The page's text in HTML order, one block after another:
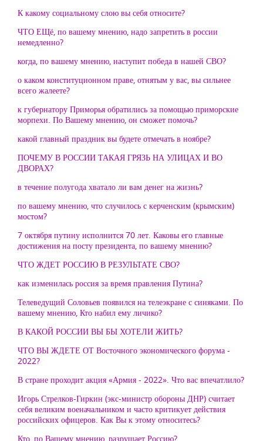
К какому социальному слою вы себя относите?
ЧТО ЕЩё, по вашему мнению, надо запретить в россии
немедленно?
когда, по вашему мнению, наступит победа в нашей СВО?
о каком конституционном праве, отнятым у вас, вы сильнее
всего жалеете?
к губернатору Приморья обратились за помощью приморские
морпехи. По Вашему мнению, он сможет помочь?
какой главный праздник вы будете отмечать в ноябре?
ПОЧЕМУ В РОССИИ ТАКАЯ ГРЯЗЬ НА УЛИЦАХ И ВО
ДВОРАХ?
в течение полугода хватало ли вам денег на жизнь?
по вашему мнению, что случилось с керченским (крымским)
мостом?
7 октября путину исполнится 70 лет. Каковы его главные
достижения на посту президента, по вашему мнению?
ЧТО ЖДЕТ РОССИЮ В РЕЗУЛЬТАТЕ СВО?
как изменилась россия за время правления Путина?
Телеведущий Соловьев появился на телеэкране с синяками. По
вашему мнению, Кто набил ему личико?
В КАКОЙ РОССИИ ВЫ БЫ ХОТЕЛИ ЖИТЬ?
ЧТО ВЫ ЖДЕТЕ ОТ Восточного экономического форума -
2022?
В стране проходит акция «Армия - 2022». Что вас впечатлило?
Игорь Стрелков-Гиркин (экс-министр обороны ДНР) считает
себя великим военачальником и часто критикует действия
российских офицеров. Как Вы к этому относитесь?
Кто, по Вашему мнению, разрушает Россию?